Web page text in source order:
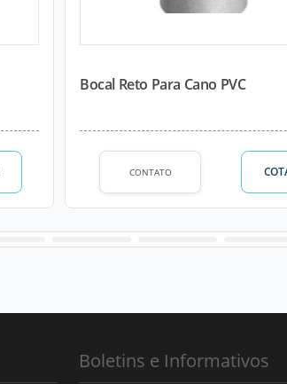
Bocal Reto Para Cano PVC
CONTATO
Boletins e Informativos